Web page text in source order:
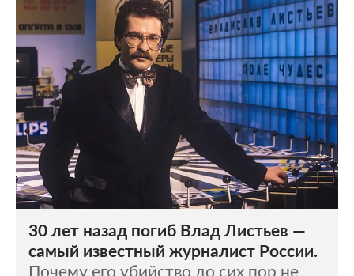
30 лет назад погиб Влад Листьев —
самый известный журналист России.
Почему его убийство до сих пор не